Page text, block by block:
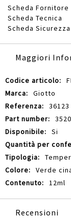
Scheda Fornitore
Scheda Tecnica
Scheda Sicurezza
Maggiori
Maggiori
Informazioni
Giotto
36123
Si
Verde
12ml
Recensioni